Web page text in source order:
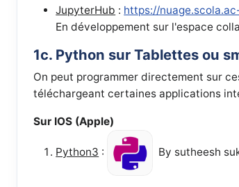
JupyterHub : https://
En développement sur l'espace
1c. Python sur Tablettes ou
On peut programmer directement sur
téléchargeant certaines applications
Sur IOS (Apple)
Python3 : By sutheesh